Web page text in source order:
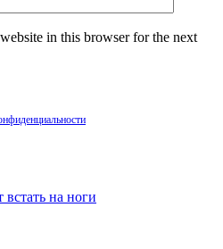
in this browser for the next
на ноги